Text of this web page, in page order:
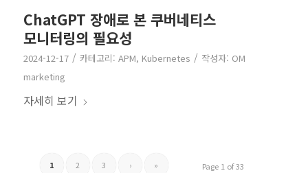
ChatGPT 장애로 본 쿠버네티스
모니터링의 필요성
2024-12-17 / 카테고리: APM, Kubernetes / 작성자: OM
marketing
자세히 보기
Page 1 of 33
1 2 3 › »